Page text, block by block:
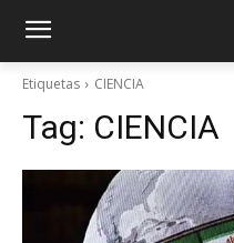
Etiquetas CIENCIA
Tag: CIENCIA